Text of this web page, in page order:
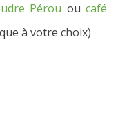
Pérou ou café
à votre choix)